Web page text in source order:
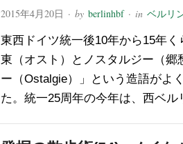
2015年4月20日 · by berlinhbf· in ベルリ
東西ドイツ統一後10年から15年く
東（オスト）とノスタルジー（郷
ー（Ostalgie）」という造語がよ
た。統一25周年の今年は、西ベ